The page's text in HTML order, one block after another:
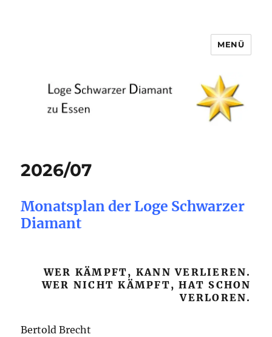
Loge Schwarzer Diamant zu
MENÜ
2026/07
Monatsplan der Loge Schwarzer
Diamant
WER KÄMPFT, KANN VERLIEREN.
WER NICHT KÄMPFT, HAT SCHON
VERLOREN.
Bertold Brecht